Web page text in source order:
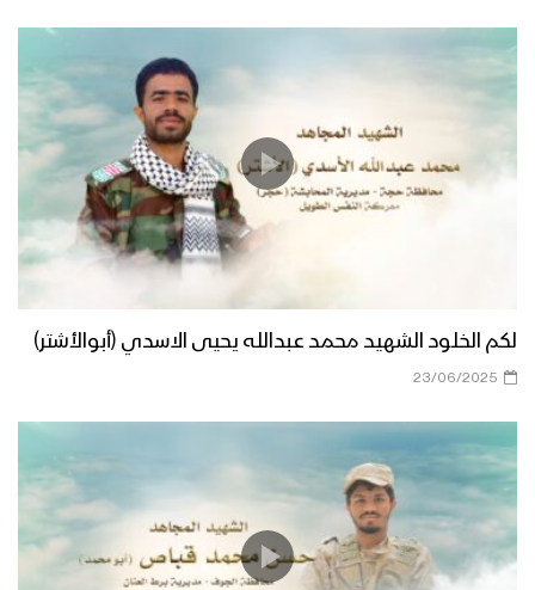
لكم الخلود الشهيد محمد عبدالله يحيى الاسدي (أبوالأشتر)
23/06/2025